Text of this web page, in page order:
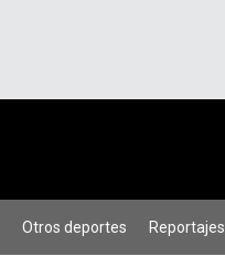
Otros deportes Reportajes